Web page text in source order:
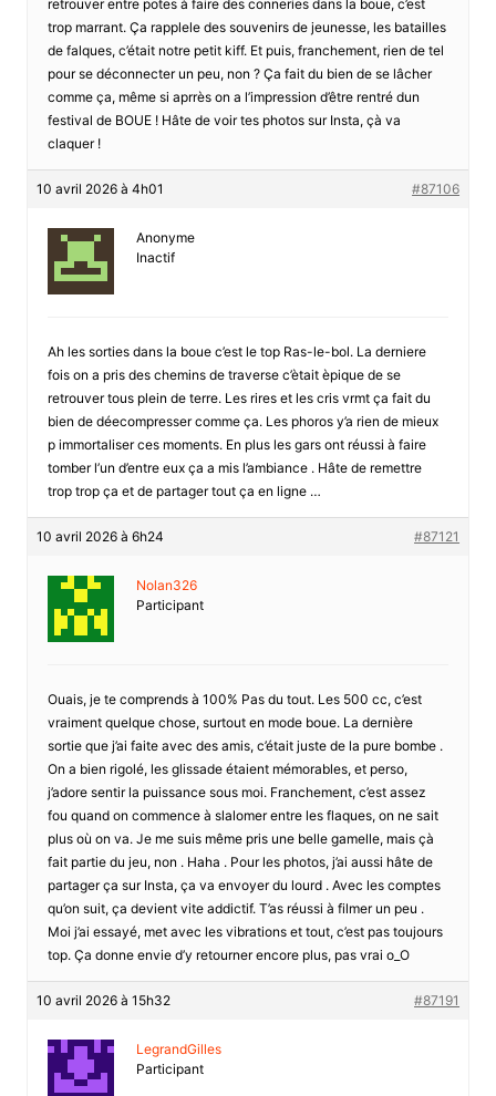
retrouver entre potes à faire des conneries dans la boue, c’est
trop marrant. Ça rapplele des souvenirs de jeunesse, les batailles
de falques, c’était notre petit kiff. Et puis, franchement, rien de tel
pour se déconnecter un peu, non ? Ça fait du bien de se lâcher
comme ça, même si aprrès on a l’impression d’être rentré dun
festival de BOUE ! Hâte de voir tes photos sur Insta, çà va
claquer !
10 avril 2026 à 4h01 #87106
Anonyme
Inactif
Ah les sorties dans la boue c’est le top Ras-le-bol. La derniere
fois on a pris des chemins de traverse c’ètait èpique de se
retrouver tous plein de terre. Les rires et les cris vrmt ça fait du
bien de déecompresser comme ça. Les phoros y’a rien de mieux
p immortaliser ces moments. En plus les gars ont réussi à faire
tomber l’un d’entre eux ça a mis l’ambiance . Hâte de remettre
trop trop ça et de partager tout ça en ligne …
10 avril 2026 à 6h24 #87121
Nolan326
Participant
Ouais, je te comprends à 100% Pas du tout. Les 500 cc, c’est
vraiment quelque chose, surtout en mode boue. La dernière
sortie que j’ai faite avec des amis, c’était juste de la pure bombe .
On a bien rigolé, les glissade étaient mémorables, et perso,
j’adore sentir la puissance sous moi. Franchement, c’est assez
fou quand on commence à slalomer entre les flaques, on ne sait
plus où on va. Je me suis même pris une belle gamelle, mais çà
fait partie du jeu, non . Haha . Pour les photos, j’ai aussi hâte de
partager ça sur Insta, ça va envoyer du lourd . Avec les comptes
qu’on suit, ça devient vite addictif. T’as réussi à filmer un peu .
Moi j’ai essayé, met avec les vibrations et tout, c’est pas toujours
top. Ça donne envie d’y retourner encore plus, pas vrai o_O
10 avril 2026 à 15h32 #87191
LegrandGilles
Participant